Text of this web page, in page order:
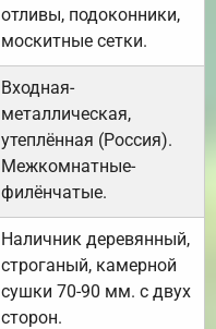
отливы, подоконники,
москитные сетки.
Входная-
металлическая,
утеплённая (Россия).
Межкомнатные-
филёнчатые.
Наличник деревянный,
строганый, камерной
сушки 70-90 мм. с двух
сторон.